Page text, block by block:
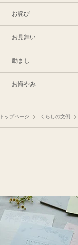
お詫び
お見舞い
励まし
お悔やみ
トップページ くらしの文例